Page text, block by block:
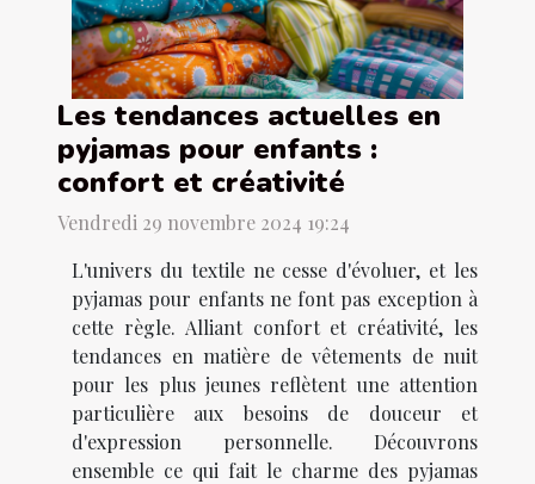
Les tendances actuelles en
pyjamas pour enfants :
confort et créativité
Vendredi 29 novembre 2024 19:24
L'univers du textile ne cesse d'évoluer, et les
pyjamas pour enfants ne font pas exception à
cette règle. Alliant confort et créativité, les
tendances en matière de vêtements de nuit
pour les plus jeunes reflètent une attention
particulière aux besoins de douceur et
d'expression personnelle. Découvrons
ensemble ce qui fait le charme des pyjamas